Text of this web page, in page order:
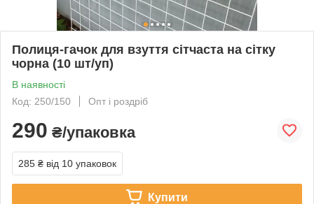
Полиця-гачок для взуття сітчаста на сітку
чорна (10 шт/уп)
В наявності
Код: 250/150
Опт і роздріб
290 ₴/упаковка
285 ₴ від 10 упаковок
Купити